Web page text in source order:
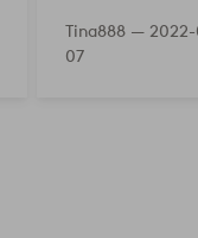
jotenkin yhteen.
valmistettu
Tina888 —
07